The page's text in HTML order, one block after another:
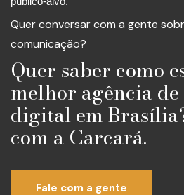
Quer conversar com a gente
comunicação?
Quer saber como
melhor agência
digital em
com a Carcará.
Fale com a gente